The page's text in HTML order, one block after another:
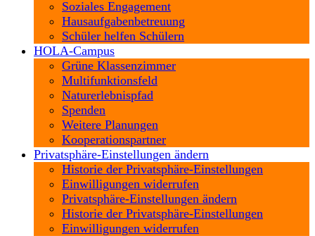
Soziales Engagement
Hausaufgabenbetreuung
Schüler helfen Schülern
HOLA-Campus
Grüne Klassenzimmer
Multifunktionsfeld
Naturerlebnispfad
Spenden
Weitere Planungen
Kooperationspartner
Privatsphäre-Einstellungen ändern
Historie der Privatsphäre-Einstellungen
Einwilligungen widerrufen
Privatsphäre-Einstellungen ändern
Historie der Privatsphäre-Einstellungen
Einwilligungen widerrufen